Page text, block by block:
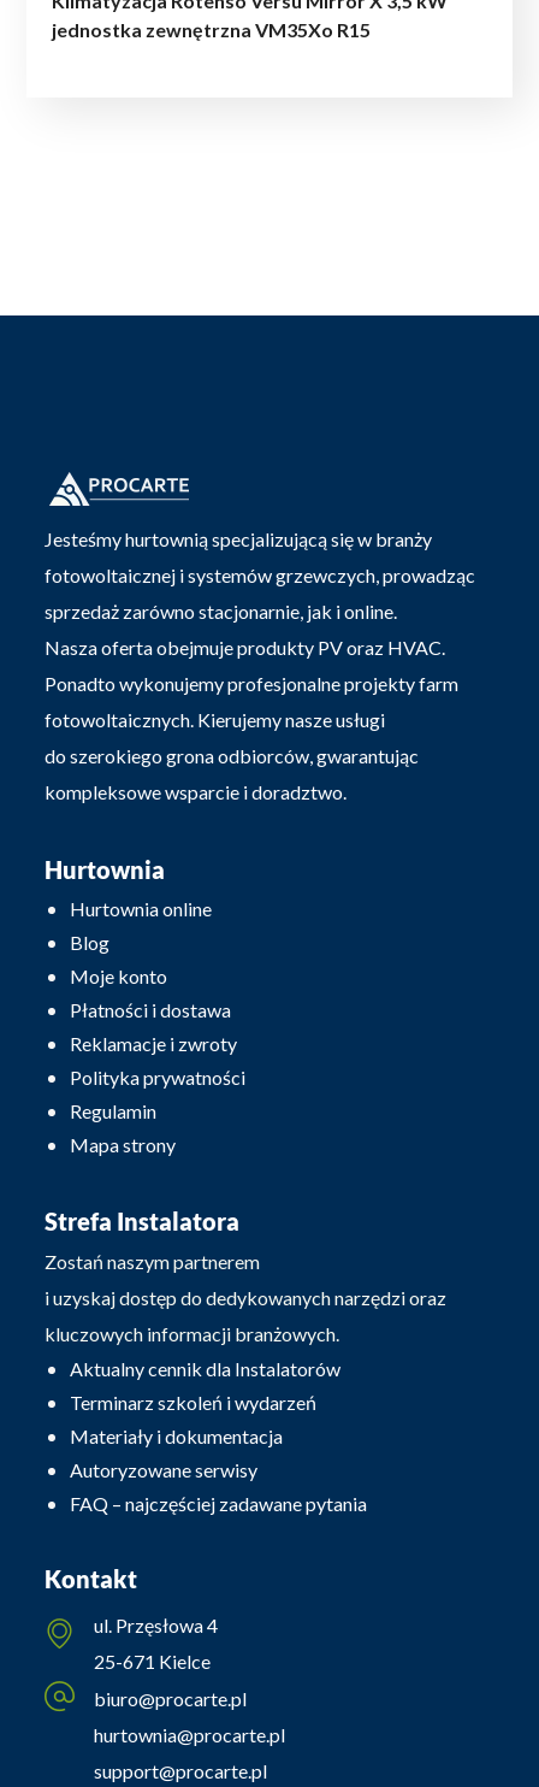
jednostka zewnętrzna VM35Xo R15
Jesteśmy hurtownią specjalizującą się w branży
fotowoltaicznej i systemów grzewczych, prowadząc
sprzedaż zarówno stacjonarnie, jak i online.
Nasza oferta obejmuje produkty PV oraz HVAC.
Ponadto wykonujemy profesjonalne projekty farm
fotowoltaicznych. Kierujemy nasze usługi
do szerokiego grona odbiorców, gwarantując
kompleksowe wsparcie i doradztwo.
Hurtownia
Hurtownia online
Blog
Moje konto
Płatności i dostawa
Reklamacje i zwroty
Polityka prywatności
Regulamin
Mapa strony
Strefa Instalatora
Zostań naszym partnerem
i uzyskaj dostęp do dedykowanych narzędzi oraz
kluczowych informacji branżowych.
Aktualny cennik dla Instalatorów
Terminarz szkoleń i wydarzeń
Materiały i dokumentacja
Autoryzowane serwisy
FAQ – najczęściej zadawane pytania
Kontakt
ul. Przęsłowa 4
25-671 Kielce
biuro@procarte.pl
hurtownia@procarte.pl
support@procarte.pl